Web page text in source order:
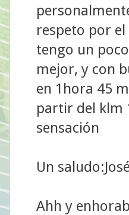
respeto por
tengo un
mejor, y con
en 1hora 45
partir del klm
sensación
Un
Ahh y